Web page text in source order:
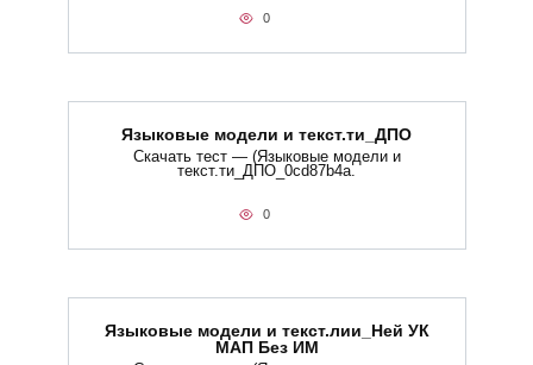
0
Языковые модели и текст.ти_ДПО
Скачать тест — (Языковые модели и
текст.ти_ДПО_0cd87b4a.
0
Языковые модели и текст.лии_Ней УК
МАП Без ИМ